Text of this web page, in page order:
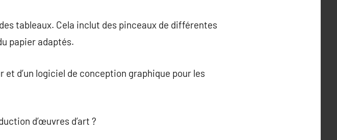
tableaux. Cela inclut des pinceaux de différentes
papier adaptés.
d’un logiciel de conception graphique pour les
d’œuvres d’art ?